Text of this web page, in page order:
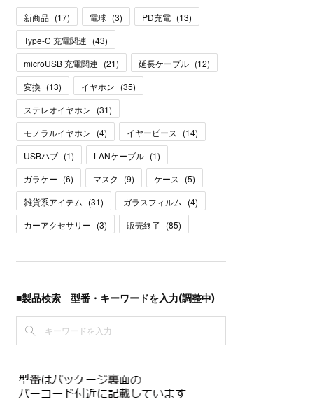
新商品 (17) 電球 (3) PD充電 (13)
Type-C 充電関連 (43)
microUSB 充電関連 (21) 延長ケーブル (12)
変換 (13) イヤホン (35)
ステレオイヤホン (31)
モノラルイヤホン (4) イヤーピース (14)
USBハブ (1) LANケーブル (1)
ガラケー (6) マスク (9) ケース (5)
雑貨系アイテム (31) ガラスフィルム (4)
カーアクセサリー (3) 販売終了 (85)
■製品検索 型番・キーワードを入力(調整中)